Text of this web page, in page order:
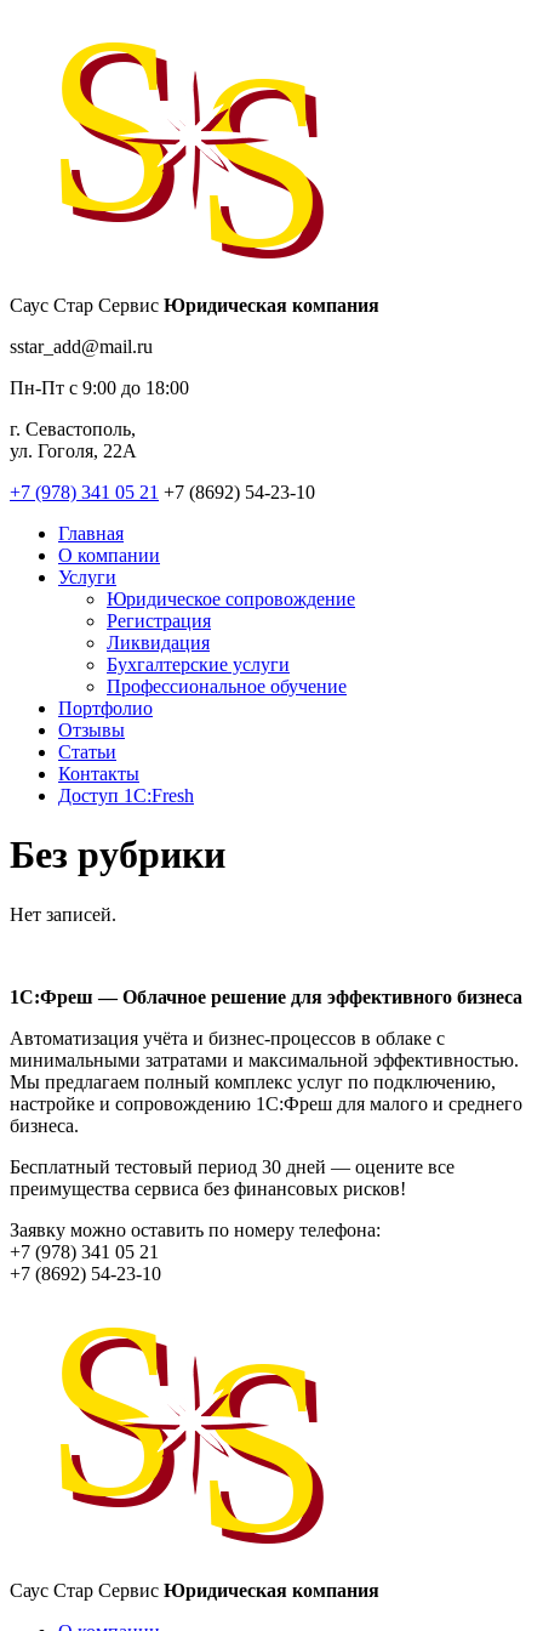
Саус Стар Сервис Юридическая компания
sstar_add@mail.ru
Пн-Пт с 9:00 до 18:00
г. Севастополь,
ул. Гоголя, 22А
+7 (978) 341 05 21 +7 (8692) 54-23-10
Главная
О компании
Услуги
Юридическое сопровождение
Регистрация
Ликвидация
Бухгалтерские услуги
Профессиональное обучение
Портфолио
Отзывы
Статьи
Контакты
Доступ 1C:Fresh
Без рубрики
Нет записей.
1С:Фреш — Облачное решение для эффективного бизнеса
Автоматизация учёта и бизнес-процессов в облаке с
минимальными затратами и максимальной эффективностью.
Мы предлагаем полный комплекс услуг по подключению,
настройке и сопровождению 1С:Фреш для малого и среднего
бизнеса.
Бесплатный тестовый период 30 дней — оцените все
преимущества сервиса без финансовых рисков!
Заявку можно оставить по номеру телефона:
+7 (978) 341 05 21
+7 (8692) 54-23-10
Саус Стар Сервис Юридическая компания